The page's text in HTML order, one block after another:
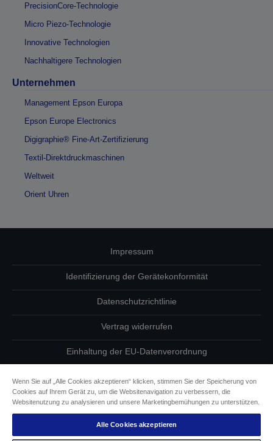
PrecisionCore-Technologie
Micro Piezo-Technologie
Innovative Technologien
Nachhaltigere Technologien
Unternehmen
Management Epson Europa
Epson Europe Electronics
Digigraphie® Fine-Art-Zertifizierung
Textil-Direktdruckmaschinen
Weltweit
Orient Uhren
Impressum
Identifizierung der Gerätekonformität
Datenschutzrichtlinie
Vertrag widerrufen
Einhaltung der EU-Datenverordnung
Informationen zu Cookies
Epson Engagement für Barrierefreiheit
Wenn Sie auf „Alle Cookies akzeptieren“ klicken, stimmen Sie der Speicherung von
Cookies auf Ihrem Gerät zu, um die Websitenavigation zu verbessern, die
Websitenutzung zu analysieren und unsere Marketingbemühungen zu unterstützen.
Alle Cookies akzeptieren